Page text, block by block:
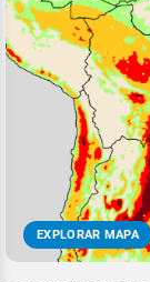
EXPLORAR MAPA